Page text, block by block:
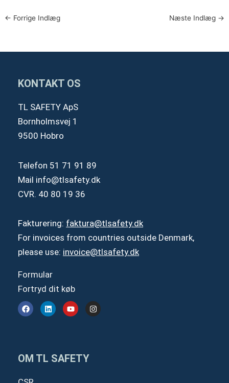
← Forrige Indlæg Næste Indlæg →
KONTAKT OS
TL SAFETY ApS
Bornholmsvej 1
9500 Hobro
Telefon 51 71 91 89
Mail info@tlsafety.dk
CVR. 40 80 19 36
Fakturering: faktura@tlsafety.dk
For invoices from countries outside Denmark,
please use: invoice@tlsafety.dk
Formular
Fortryd dit køb
F
a
c
k
L
i
n
n
Y
o
u
I
n
s
OM TL SAFETY